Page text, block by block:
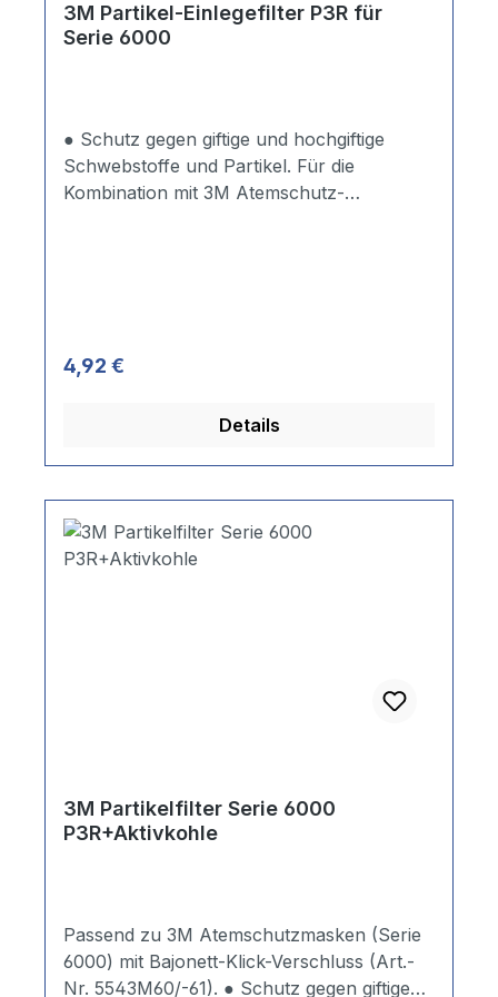
3M Partikel-Einlegefilter P3R für
Serie 6000
● Schutz gegen giftige und hochgiftige
Schwebstoffe und Partikel. Für die
Kombination mit 3M Atemschutz-
Regulärer Preis:
4,92 €
Details
3M Partikelfilter Serie 6000
P3R+Aktivkohle
Passend zu 3M Atemschutzmasken (Serie
6000) mit Bajonett-Klick-Verschluss (Art.-
Nr. 5543M60/-61). ● Schutz gegen giftige